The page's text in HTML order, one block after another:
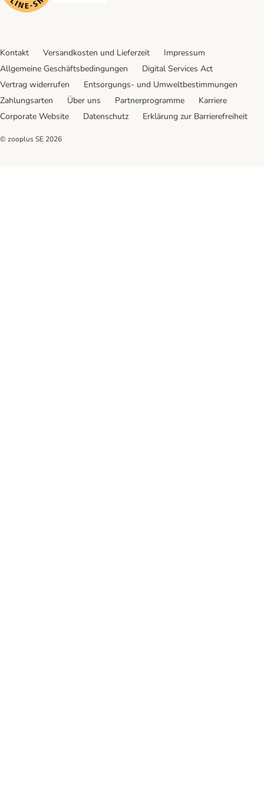
Kontakt Versandkosten und Lieferzeit
Impressum
Allgemeine Geschäftsbedingungen
Digital Services Act
Vertrag widerrufen
Entsorgungs- und Umweltbestimmungen
Zahlungsarten
Über uns Partnerprogramme
Karriere
Corporate Website
Datenschutz Erklärung zur Barrierefreiheit
© zooplus SE 2026